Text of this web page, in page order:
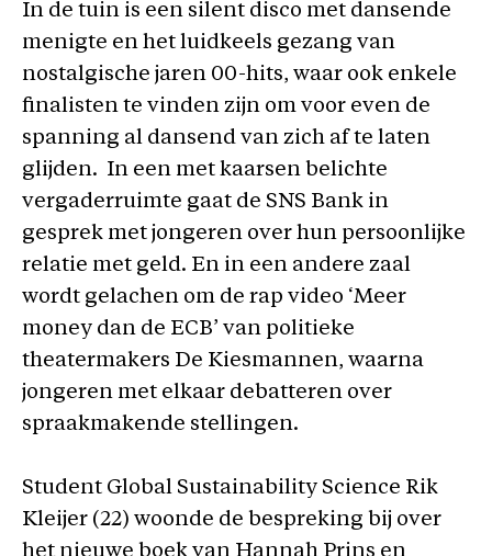
In de tuin is een silent disco met dansende
menigte en het luidkeels gezang van
nostalgische jaren 00-hits, waar ook enkele
finalisten te vinden zijn om voor even de
spanning al dansend van zich af te laten
glijden. In een met kaarsen belichte
vergaderruimte gaat de SNS Bank in
gesprek met jongeren over hun persoonlijke
relatie met geld. En in een andere zaal
wordt gelachen om de rap video ‘Meer
money dan de ECB’ van politieke
theatermakers De Kiesmannen, waarna
jongeren met elkaar debatteren over
spraakmakende stellingen.
Student Global Sustainability Science Rik
Kleijer (22) woonde de bespreking bij over
het nieuwe boek van Hannah Prins en